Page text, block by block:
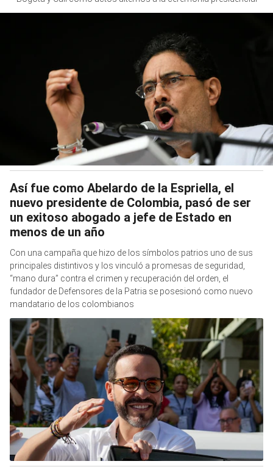
Así fue como Abelardo de la Espriella, el
nuevo presidente de Colombia, pasó de ser
un exitoso abogado a jefe de Estado en
menos de un año
Con una campaña que hizo de los símbolos patrios uno de sus
principales distintivos y los vinculó a promesas de seguridad,
“mano dura” contra el crimen y recuperación del orden, el
fundador de Defensores de la Patria se posesionó como nuevo
mandatario de los colombianos